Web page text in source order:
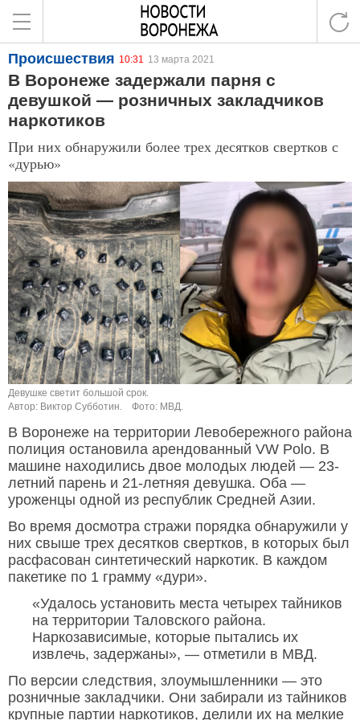
Происшествия 10:31 13 марта 2021
В Воронеже задержали парня с
девушкой — розничных закладчиков
наркотиков
При них обнаружили более трех десятков свертков с
«дурью»
Девушке светит большой срок.
Автор: Виктор Субботин.
Фото: МВД.
В Воронеже на территории Левобережного района
полиция остановила арендованный VW Polo. В
машине находились двое молодых людей — 23-
летний парень и 21-летняя девушка. Оба —
уроженцы одной из республик Средней Азии.
Во время досмотра стражи порядка обнаружили у
них свыше трех десятков свертков, в которых был
расфасован синтетический наркотик. В каждом
пакетике по 1 грамму «дури».
«Удалось установить места четырех тайников
на территории Таловского района.
Наркозависимые, которые пытались их
извлечь, задержаны», — отметили в МВД.
По версии следствия, злоумышленники — это
розничные закладчики. Они забирали из тайников
крупные партии наркотиков, делили их на мелкие